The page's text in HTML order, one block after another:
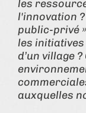
les
l'innovation
public-privé
les
d’un village
auxquelles